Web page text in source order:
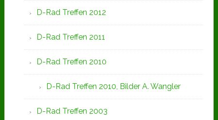
D-Rad Treffen 2012
D-Rad Treffen 2011
D-Rad Treffen 2010
D-Rad Treffen 2010, Bilder A. Wangler
D-Rad Treffen 2003